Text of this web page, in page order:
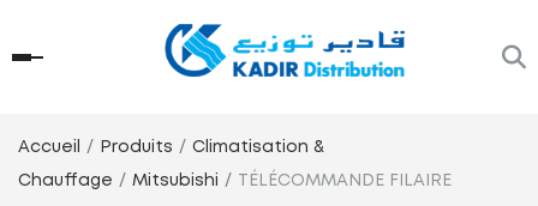
Accueil Produits Climatisation &
Chauffage Mitsubishi TÉLÉCOMMANDE FILAIRE